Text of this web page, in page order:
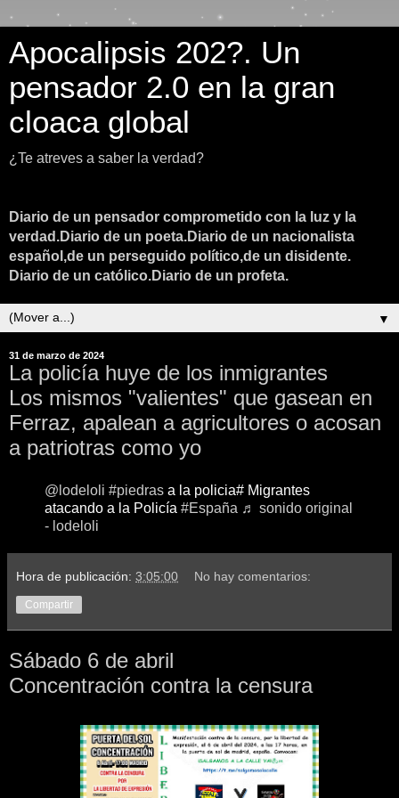
Apocalipsis 202?. Un
pensador 2.0 en la gran
cloaca global
¿Te atreves a saber la verdad?
Diario de un pensador comprometido con la luz y la
verdad.Diario de un poeta.Diario de un nacionalista
español,de un perseguido político,de un disidente.
Diario de un católico.Diario de un profeta.
▼
31 de marzo de 2024
La policía huye de los inmigrantes
Los mismos "valientes" que gasean en
Ferraz, apalean a agricultores o acosan
a patriotras como yo
@lodeloli #piedras a la policia# Migrantes
atacando a la Policía #España ♬ sonido original
- lodeloli
Hora de publicación: 3:05:00 No hay comentarios:
Compartir
Sábado 6 de abril
Concentración contra la censura